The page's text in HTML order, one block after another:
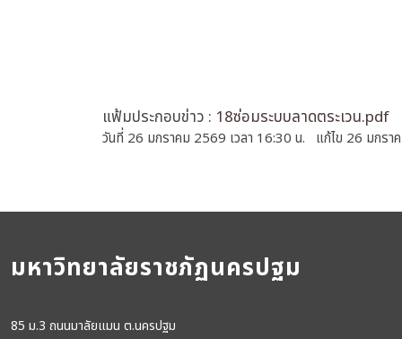
แฟ้มประกอบข่าว : 18ซ่อมระบบลาดตระเวน.pdf
วันที่ 26 มกราคม 2569 เวลา 16:30 น. แก้ไข 26 มกรา
มหาวิทยาลัยราชภัฏนครปฐม
85 ม.3 ถนนมาลัยแมน ต.นครปฐม